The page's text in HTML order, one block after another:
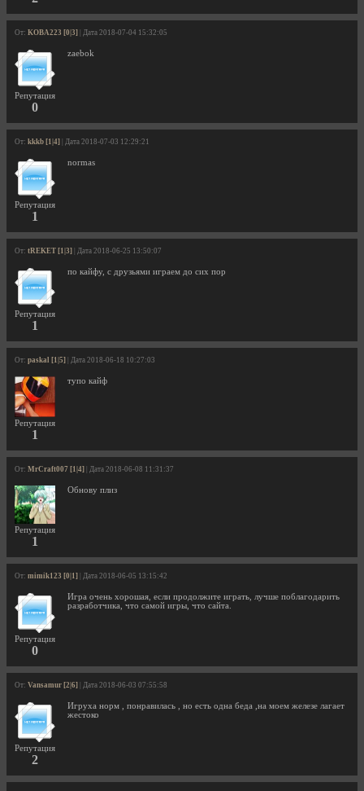
От: KOBA223 [0|3] | Дата 2018-07-04 15:32:05
Репутация
0
zaebok
От: kkkb [1|4] | Дата 2018-07-03 12:29:21
Репутация
1
normas
От: tREKET [1|3] | Дата 2018-06-25 13:50:07
Репутация
1
по кайфу, с друзьями играем до сих пор
От: paskal [1|5] | Дата 2018-06-18 10:27:03
Репутация
1
тупо кайф
От: MrCraft007 [1|4] | Дата 2018-06-08 11:31:37
Репутация
1
Обнову плиз
От: mimik123 [0|1] | Дата 2018-06-05 13:15:42
Репутация
0
Игра очень хорошая, если продолжите играть, лучше поблагодарить
разработчика, что самой игры, что сайта.
От: Vansamur [2|6] | Дата 2018-06-03 07:55:58
Репутация
2
Игруха норм , понравилась , но есть одна беда ,на моем железе лагает
жестоко